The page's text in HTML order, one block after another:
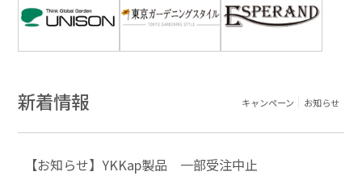
新着情報 キャンペーン お知らせ
【お知らせ】YKKap製品 一部受注中止